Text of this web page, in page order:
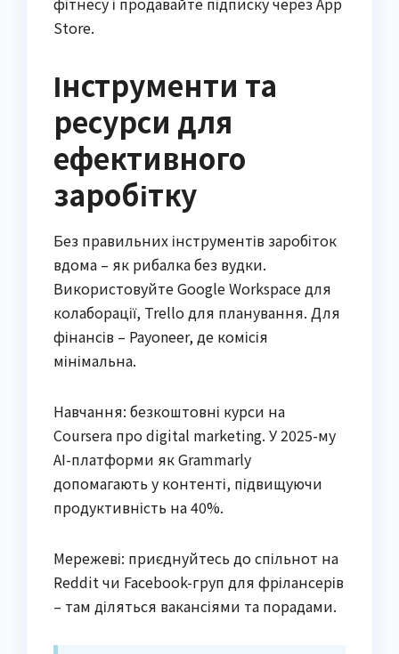
Store.
Інструменти та
ресурси для
ефективного
заробітку
Без правильних інструментів заробіток
вдома – як рибалка без вудки.
Використовуйте Google Workspace для
колаборації, Trello для планування. Для
фінансів – Payoneer, де комісія
мінімальна.
Навчання: безкоштовні курси на
Coursera про digital marketing. У 2025-му
AI-платформи як Grammarly
допомагають у контенті, підвищуючи
продуктивність на 40%.
Мережеві: приєднуйтесь до спільнот на
Reddit чи Facebook-груп для фрілансерів
– там діляться вакансіями та порадами.